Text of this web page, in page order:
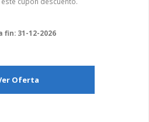
fin: 31-12-2026
Oferta